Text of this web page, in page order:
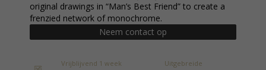
original drawings in “Man’s Best Friend” to create a
frenzied network of monochrome.
Neem contact op
Vrijblijvend 1 week
Uitgebreide